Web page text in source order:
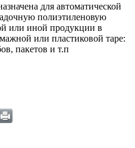
для автоматической
полиэтиленовую
или иной продукции в
или пластиковой таре:
пакетов и т.п